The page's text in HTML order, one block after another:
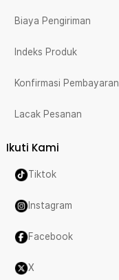
Biaya Pengiriman
Indeks Produk
Konfirmasi Pembayaran
Lacak Pesanan
Ikuti Kami
Tiktok
Instagram
Facebook
X